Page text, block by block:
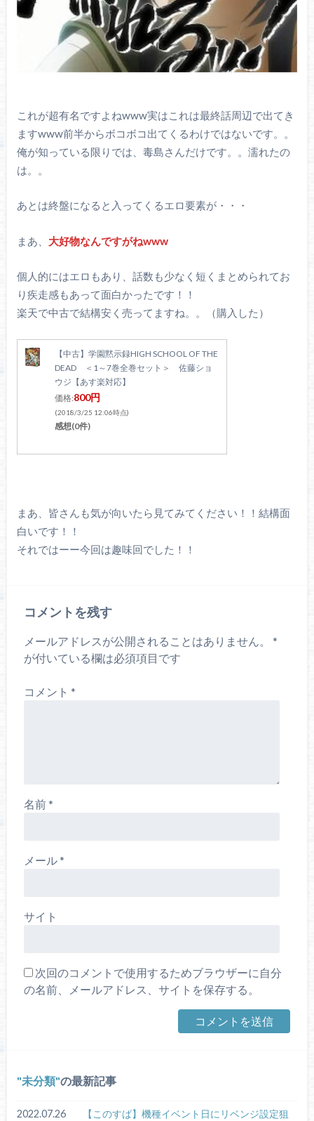
これが超有名ですよねwww実はこれは最終話周辺で出てき
ますwww前半からボコボコ出てくるわけではないです。。
俺が知っている限りでは、毒島さんだけです。。濡れたの
は。。
あとは終盤になると入ってくるエロ要素が・・・
まあ、 大好物なんですがねwww
個人的にはエロもあり、話数も少なく短くまとめられてお
り疾走感もあって面白かったです！！
楽天で中古で結構安く売ってますね。。（購入した）
【中古】学園黙示録HIGH SCHOOL OF THE
DEAD ＜1～7巻全巻セット＞ 佐藤ショ
ウジ【あす楽対応】
価格:800円
(2018/3/25 12:06時点)
感想(0件)
まあ、皆さんも気が向いたら見てみてください！！結構面
白いです！！
それではーー今回は趣味回でした！！
コメントを残す
メールアドレスが公開されることはありません。
*
が付いている欄は必須項目です
コメント *
名前*
メール*
サイト
次回のコメントで使用するためブラウザーに自分
の名前、メールアドレス、サイトを保存する。
未分類 の最新記事
2022.07.26
【このすば】機種イベント日にリベンジ設定狙